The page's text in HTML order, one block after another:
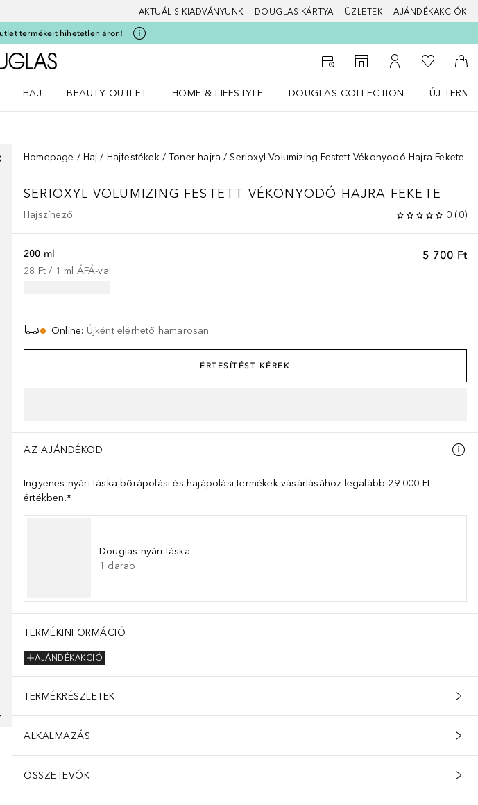
AKTUÁLIS KIADVÁNYUNK DOUGLAS KÁRTYA ÜZLETEK AJÁNDÉKAKCIÓK
termékeit hihetetlen áron!
A Douglas Főoldalra
Az üzletkeresőhöz
A fiókomhoz
A
HAJ
BEAUTY OUTLET
HOME & LIFESTYLE
DOUGLAS COLLECTION
ÚJ
Homepage Haj Hajfestékek Toner hajra Serioxyl Volumizing Festett Vékonyodó Hajra Fekete
SERIOXYL VOLUMIZING FESTETT VÉKONYODÓ HAJRA FEKETE
Hajszínező 0 (0)
5 700 Ft
200 ml
28 Ft / 1 ml ÁFÁ-val
Online: Újként elérhető hamarosan
ÉRTESÍTÉST KÉREK
AZ AJÁNDÉKOD
Ingyenes nyári táska bőrápolási és hajápolási termékek vásárlásához legalább 29 000 Ft
értékben.*
Douglas nyári táska
1 darab
TERMÉKINFORMÁCIÓ
AJÁNDÉKAKCIÓ
TERMÉKRÉSZLETEK
ALKALMAZÁS
ÖSSZETEVŐK